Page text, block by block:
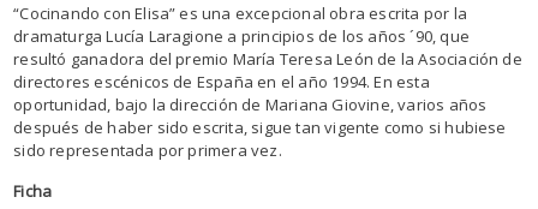
“Cocinando con Elisa” es una excepcional obra escrita por la
dramaturga Lucía Laragione a principios de los años ´90, que
resultó ganadora del premio María Teresa León de la Asociación de
directores escénicos de España en el año 1994. En esta
oportunidad, bajo la dirección de Mariana Giovine, varios años
después de haber sido escrita, sigue tan vigente como si hubiese
sido representada por primera vez.
Ficha